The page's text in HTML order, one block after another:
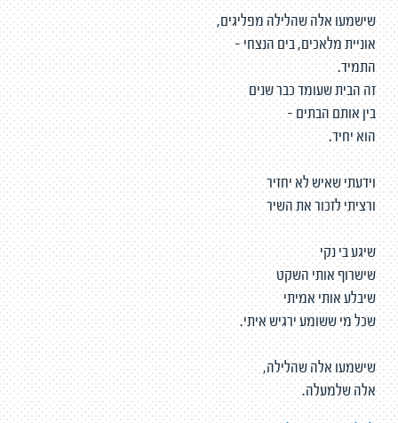
שישמעו אלה שהלילה מפליגים,
אוניית מלאכים, בים הנצחי -
התמיד.
זה הבית שעומד כבר שנים
בין אותם הבתים -
הוא יחיד.
וידעתי שאיש לא יחזיר
ורציתי לזכור את השיר
שיגע בי נקי
שישרוף אותי השקט
שיבלע אותי אמיתי
שכל מי ששומע ירגיש איתי.
שישמעו אלה שהלילה,
אלה שלמעלה.